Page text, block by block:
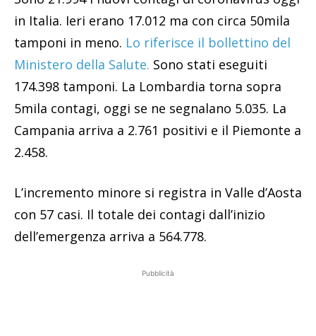
in Italia. Ieri erano 17.012 ma con circa 50mila
tamponi in meno. Lo riferisce il bollettino del
Ministero della Salute. Sono stati eseguiti
174.398 tamponi. La Lombardia torna sopra
5mila contagi, oggi se ne segnalano 5.035. La
Campania arriva a 2.761 positivi e il Piemonte a
2.458.
L’incremento minore si registra in Valle d’Aosta
con 57 casi. Il totale dei contagi dall’inizio
dell’emergenza arriva a 564.778.
Pubblicità